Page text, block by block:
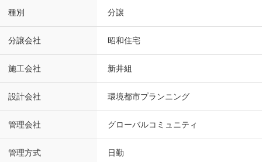
種別 分譲
分譲会社 昭和住宅
施工会社 新井組
設計会社 環境都市プランニング
管理会社 グローバルコミュニティ
管理方式 日勤